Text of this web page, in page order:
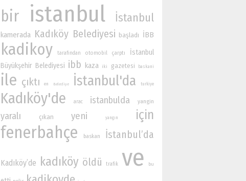
bir istanbul İstanbul
kamerada Kadıköy Belediyesi başladı İBB
kadikoy tarafından otomobil çarptı
İstanbul
Büyükşehir Belediyesi ibb kaza iki gazetesi baskani
ile çıktı en Belediye İstanbul'da turkiye
Kadıköy'de arac istanbulda yangin
yaralı çıkan yeni yangın için
fenerbahçe baskan İstanbul’da
Kadıköy’de kadıköy öldü trafik ve bu